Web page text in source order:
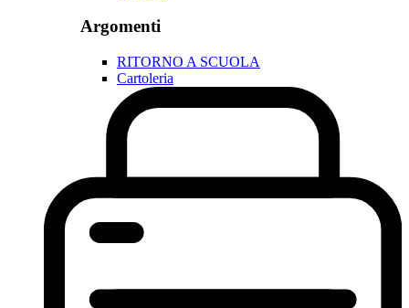
Argomenti
RITORNO A SCUOLA
Cartoleria